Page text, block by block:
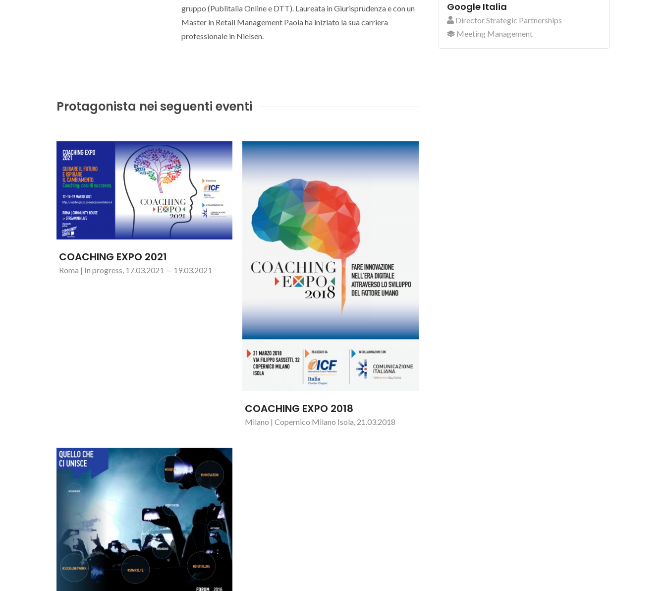
gruppo (Publitalia Online e DTT). Laureata in Giurisprudenza e con un
Master in Retail Management Paola ha iniziato la sua carriera
professionale in Nielsen.
Protagonista nei seguenti eventi
COACHING EXPO 2021
Roma | In progress, 17.03.2021 — 19.03.2021
COACHING EXPO 2018
Milano | Copernico Milano Isola, 21.03.2018
Google Italia
Director Strategic Partnerships
Meeting Management